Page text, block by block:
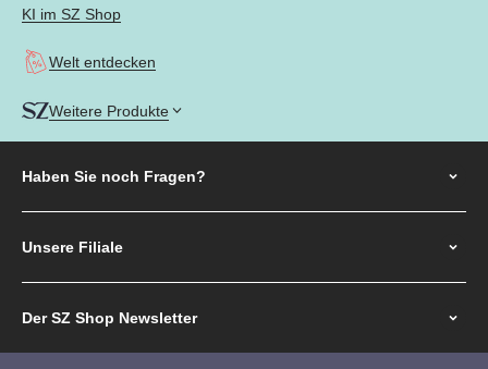
KI im SZ Shop
Welt entdecken
Weitere Produkte
Haben Sie noch Fragen?
Unsere Filiale
Der SZ Shop Newsletter